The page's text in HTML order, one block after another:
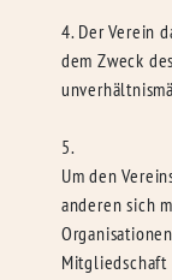
4. Der Verein
dem Zweck
5.
Um den
anderen sich
Mitgliedschaft